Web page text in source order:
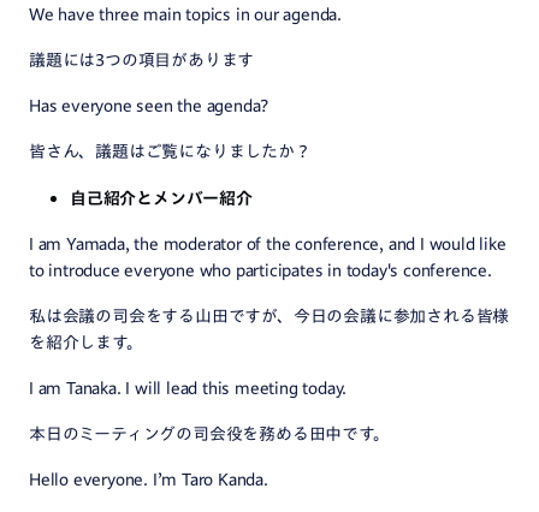
We have three main topics in our agenda.
議題には3つの項目があります
Has everyone seen the agenda?
皆さん、議題はご覧になりましたか？
自己紹介とメンバー紹介
I am Yamada, the moderator of the conference, and I would like
to introduce everyone who participates in today's conference.
私は会議の司会をする山田ですが、今日の会議に参加される皆様
を紹介します。
I am Tanaka. I will lead this meeting today.
本日のミーティングの司会役を務める田中です。
Hello everyone. I’m Taro Kanda.